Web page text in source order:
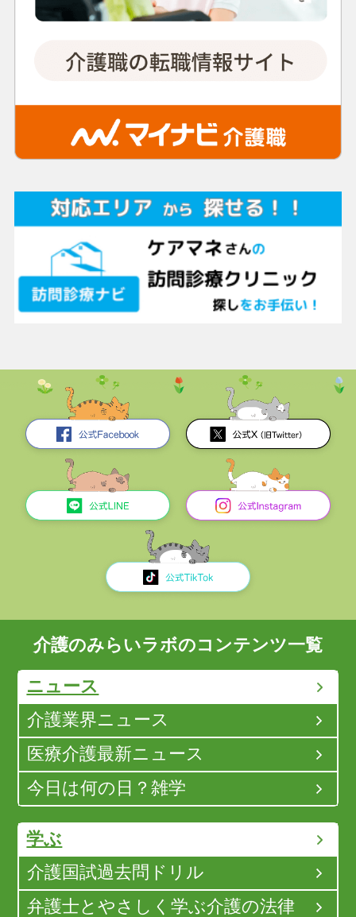
介護のみらいラボのコンテンツ一覧
ニュース
介護業界ニュース
医療介護最新ニュース
今日は何の日？雑学
学ぶ
介護国試過去問ドリル
弁護士とやさしく学ぶ介護の法律